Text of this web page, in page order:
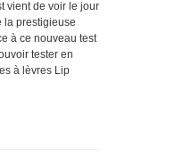
vient de voir le jour
la prestigieuse
à ce nouveau test
tester en
à lèvres Lip